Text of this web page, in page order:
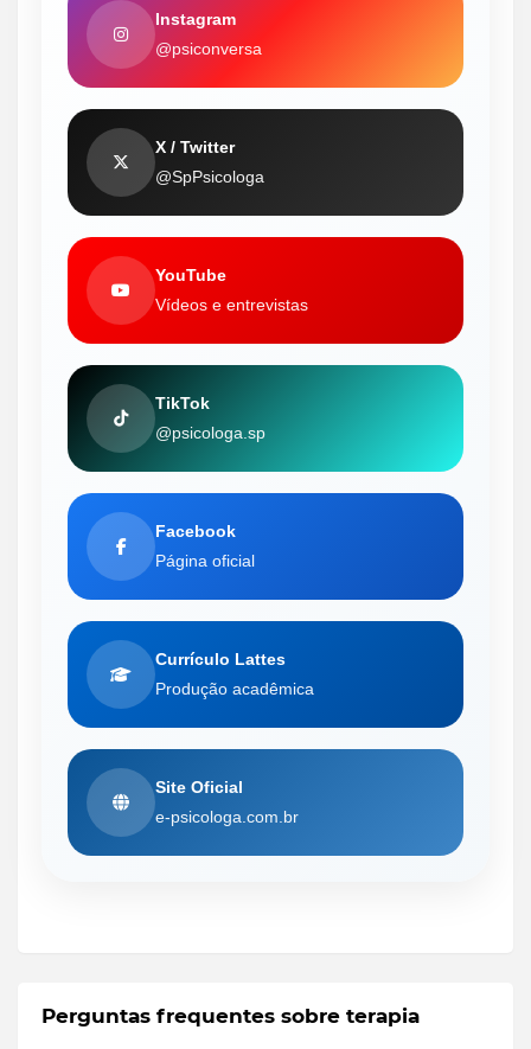
Instagram
@psiconversa
X / Twitter
@SpPsicologa
YouTube
Vídeos e entrevistas
TikTok
@psicologa.sp
Facebook
Página oficial
Currículo Lattes
Produção acadêmica
Site Oficial
e-psicologa.com.br
Perguntas frequentes sobre terapia